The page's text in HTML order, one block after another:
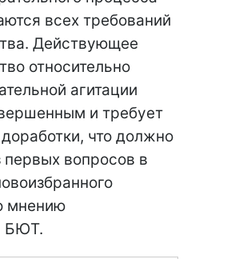
всех требований
Действующее
относительно
агитации
и требует
что должно
первых вопросов в
мнению
БЮТ.